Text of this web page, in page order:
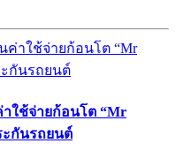
าใช้จ่ายก้อนโต “Mr
ะกันรถยนต์